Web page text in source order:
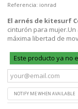
Referencia: ionrad
El arnés de kitesurf
cinturón para mujer.
máxima libertad de
Este producto ya no
NOTIFY ME WHEN AVAILABLE